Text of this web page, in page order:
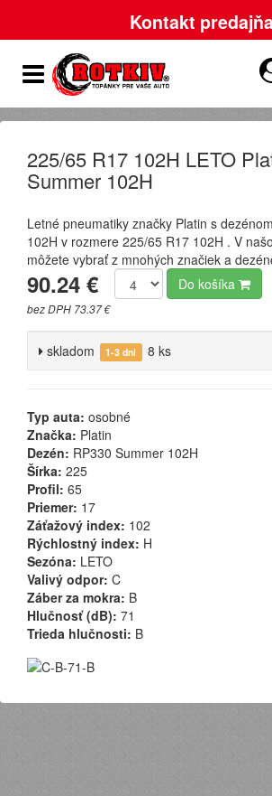
Kontakt
225/65 R17 102H LETO
Summer 102H
Letné pneumatiky značky Platin s
102H v rozmere 225/65 R17 102H . V
môžete vybrať z mnohých značiek a
90.24 €
bez DPH 73.37 €
Do košíka
skladom 1-3 dni 8 ks
Typ auta: osobné
Značka: Platin
Dezén: RP330 Summer 102H
Šírka: 225
Profil: 65
Priemer: 17
Záťažový index: 102
Rýchlostný index: H
Sezóna: LETO
Valivý odpor: C
Záber za mokra: B
Hlučnosť (dB): 71
Trieda hlučnosti: B